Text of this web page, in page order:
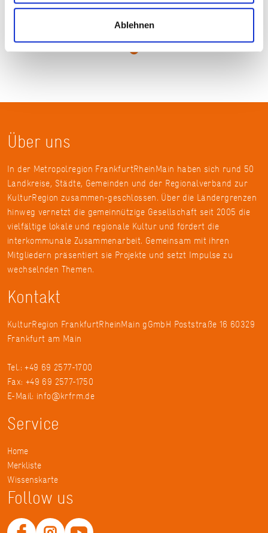
Ablehnen
Über uns
In der Metropolregion FrankfurtRheinMain haben sich rund 50
Landkreise, Städte, Gemeinden und der Regionalverband zur
KulturRegion zusammen-geschlossen. Über die Ländergrenzen
hinweg vernetzt die gemeinnützige Gesellschaft seit 2005 die
vielfältige lokale und regionale Kultur und fördert die
interkommunale Zusammenarbeit. Gemeinsam mit ihren
Mitgliedern präsentiert sie Projekte und setzt Impulse zu
wechselnden Themen.
Kontakt
KulturRegion FrankfurtRheinMain gGmbH Poststraße 16 60329
Frankfurt am Main
Tel.: +49 69 2577-1700
Fax: +49 69 2577-1750
E-Mail: info@krfrm.de
Service
Home
Merkliste
Wissenskarte
Follow us